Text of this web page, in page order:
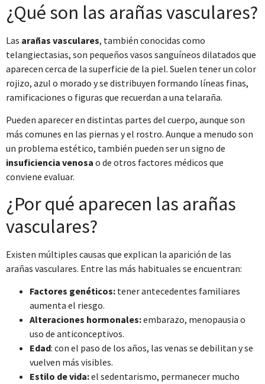
¿Qué son las arañas vasculares?
Las arañas vasculares, también conocidas como
telangiectasias, son pequeños vasos sanguíneos dilatados que
aparecen cerca de la superficie de la piel. Suelen tener un color
rojizo, azul o morado y se distribuyen formando líneas finas,
ramificaciones o figuras que recuerdan a una telaraña.
Pueden aparecer en distintas partes del cuerpo, aunque son
más comunes en las piernas y el rostro. Aunque a menudo son
un problema estético, también pueden ser un signo de
insuficiencia venosa o de otros factores médicos que
conviene evaluar.
¿Por qué aparecen las arañas
vasculares?
Existen múltiples causas que explican la aparición de las
arañas vasculares. Entre las más habituales se encuentran:
Factores genéticos: tener antecedentes familiares
aumenta el riesgo.
Alteraciones hormonales:embarazo, menopausia o
uso de anticonceptivos.
Edad: con el paso de los años, las venas se debilitan y se
vuelven más visibles.
Estilo de vida:el sedentarismo, permanecer mucho